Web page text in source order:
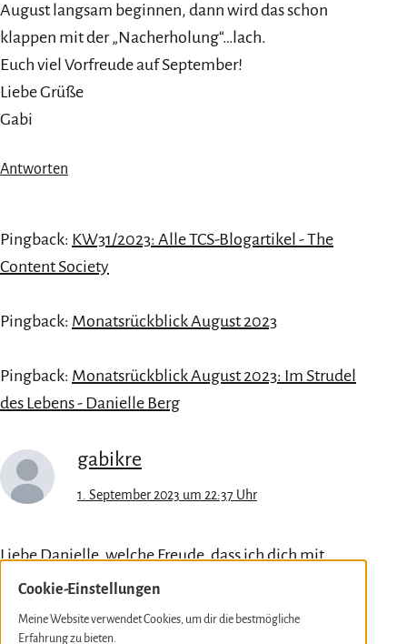
August langsam beginnen, dann wird das schon
klappen mit der „Nacherholung“…lach.
Euch viel Vorfreude auf September!
Liebe Grüße
Gabi
Antworten
Pingback: KW31/2023: Alle TCS-Blogartikel - The
Content Society
Pingback: Monatsrückblick August 2023
Pingback: Monatsrückblick August 2023: Im Strudel
des Lebens - Danielle Berg
gabikre
1. September 2023 um 22:37 Uhr
Liebe Danielle, welche Freude, dass ich dich mit
gelesenen Büchern inspirieren konnte, sie auch in
deinem Blog zu erwähnen😃 So ziehen neue Lese
Ideen weitere Kreise👍
Cookie-Einstellungen
Meine Website verwendet Cookies, um dir die bestmögliche
Erfahrung zu bieten.